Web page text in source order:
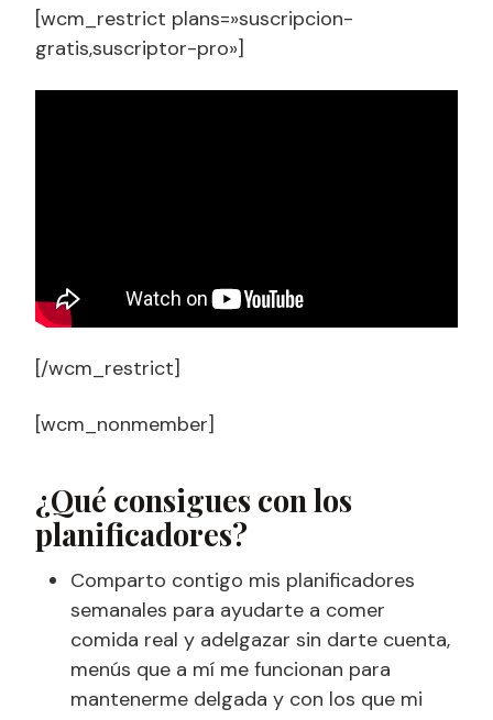
[wcm_restrict plans=»suscripcion-
gratis,suscriptor-pro»]
[/wcm_restrict]
[wcm_nonmember]
¿Qué consigues con los
planificadores?
Comparto contigo mis planificadores
semanales para ayudarte a comer
comida real y adelgazar sin darte cuenta,
menús que a mí me funcionan para
mantenerme delgada y con los que mi